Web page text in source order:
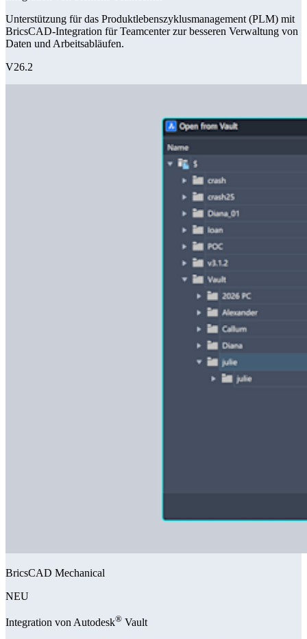
Unterstützung für das Produktlebenszyklusmanagement (PLM) mit
BricsCAD-Integration für Teamcenter zur besseren Verwaltung von
Daten und Arbeitsabläufen.
V26.2
BricsCAD Mechanical
NEU
Integration von Autodesk® Vault